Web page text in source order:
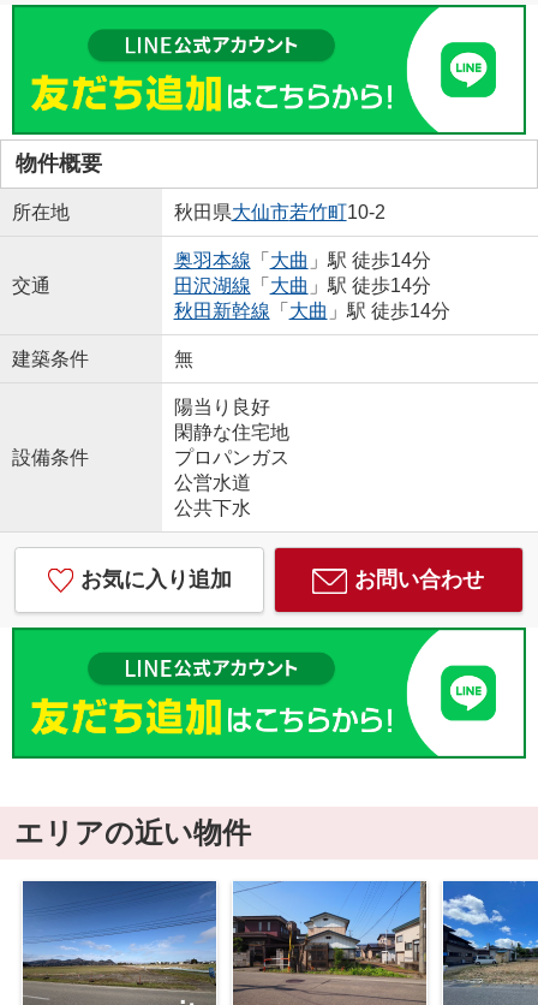
物件概要
所在地 秋田県大仙市若竹町10-2
交通
奥羽本線 「 大曲 」駅 徒歩14分
田沢湖線 「 大曲 」駅 徒歩14分
秋田新幹線 「 大曲 」駅 徒歩14分
建築条件 無
設備条件
陽当り良好
閑静な住宅地
プロパンガス
公営水道
公共下水
お気に入り追加 お問い合わせ
エリアの近い物件